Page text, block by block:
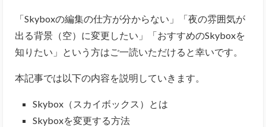
「Skyboxの編集の仕方が分からない」「夜の雰囲気が
出る背景（空）に変更したい」「おすすめのSkyboxを
知りたい」という方はご一読いただけると幸いです。
本記事では以下の内容を説明していきます。
Skybox（スカイボックス）とは
Skyboxを変更する方法